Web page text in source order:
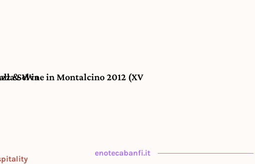
Selva
& Wine in Montalcino 2012 (XV Edizione)
enotecabanfi.it